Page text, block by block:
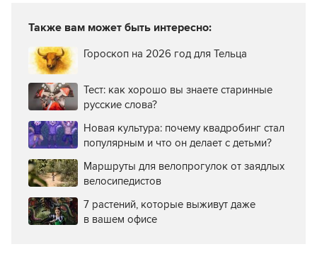
Также вам может быть интересно:
Гороскоп на 2026 год для Тельца
Тест: как хорошо вы знаете старинные
русские слова?
Новая культура: почему квадробинг стал
популярным и что он делает с детьми?
Маршруты для велопрогулок от заядлых
велосипедистов
7 растений, которые выживут даже
в вашем офисе